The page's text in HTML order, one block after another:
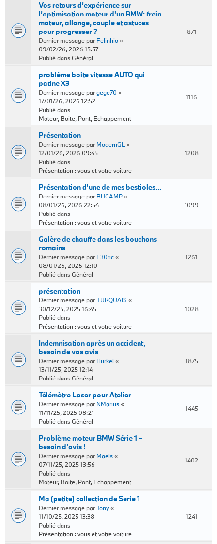
Vos retours d’expérience sur
l’optimisation moteur d'un BMW: frein
moteur, allonge, couple et astuces
pour progresser ?
Dernier message parFelinhio«
09/02/26, 2026 15:57
Publié dansGénéral
871
problème boite vitesse AUTO qui
patine X3
Dernier message pargege70 «
17/01/26, 2026 12:52
Publié dans
Moteur, Boite, Pont, Echappement
1116
Présentation
Dernier message parModernGL «
12/01/26, 2026 09:45
Publié dans
Présentation : vous et votre voiture
1208
Présentation d'une de mes bestioles...
Dernier message parBUCAMP«
08/01/26, 2026 22:54
Publié dans
Présentation : vous et votre voiture
1099
Galère de chauffe dans les bouchons
romains
Dernier message parE30ric«
08/01/26, 2026 12:10
Publié dansGénéral
1261
présentation
Dernier message parTURQUAIS«
30/12/25, 2025 16:45
Publié dans
Présentation : vous et votre voiture
1028
Indemnisation après un accident,
besoin de vos avis
Dernier message parHurkel «
13/11/25, 2025 12:14
Publié dansGénéral
1875
Télémètre Laser pour Atelier
Dernier message parNMarius«
11/11/25, 2025 08:21
Publié dansGénéral
1445
Problème moteur BMW Série 1 –
besoin d’avis !
Dernier message parMaels«
07/11/25, 2025 13:56
Publié dans
Moteur, Boite, Pont, Echappement
1402
Ma (petite) collection de Serie 1
Dernier message parTony«
11/10/25, 2025 13:38
Publié dans
Présentation : vous et votre voiture
1241